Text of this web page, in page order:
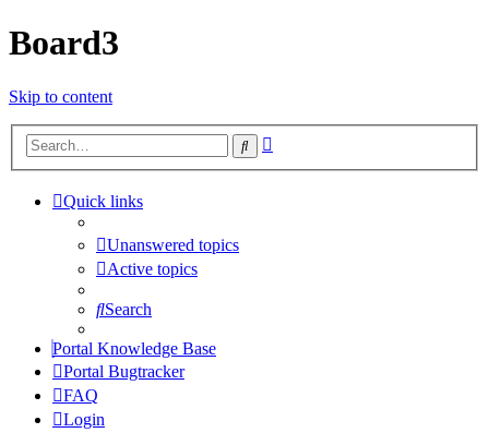
Board3
Skip to content
Search
Quick links
Unanswered topics
Active topics
Search
Portal Knowledge Base
Portal Bugtracker
FAQ
Login